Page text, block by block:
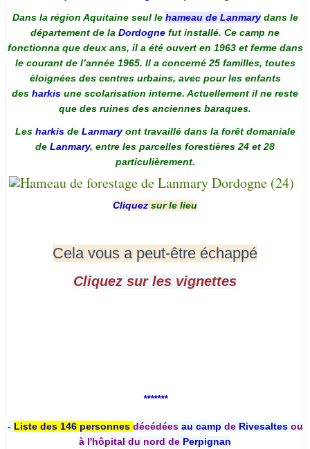
Dans la région Aquitaine seul le hameau de Lanmarydans le
département de la Dordogne fut installé. Ce camp ne
fonctionna que deux ans, il a été ouvert en 1963 et ferme dans
le courant de l’année 1965. Il a concerné 25 familles, toutes
éloignées des centres urbains, avec pour les enfants
des harkis une scolarisation interne. Actuellement il ne reste
que des ruines des anciennes baraques.
Les harkis de Lanmaryont travaillé dans la forêt domaniale
de Lanmary, entre les parcelles forestières 24 et 28
particulièrement.
Cliquez sur le lieu
Cela vous a peut-être échappé
Cliquez sur les vignettes
*******
- Liste des 146 personnes décédées au camp deRivesaltesou
à l'hôpital du nord de Perpignan